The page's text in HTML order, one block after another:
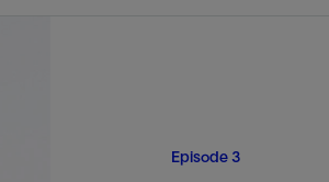
Episode 3